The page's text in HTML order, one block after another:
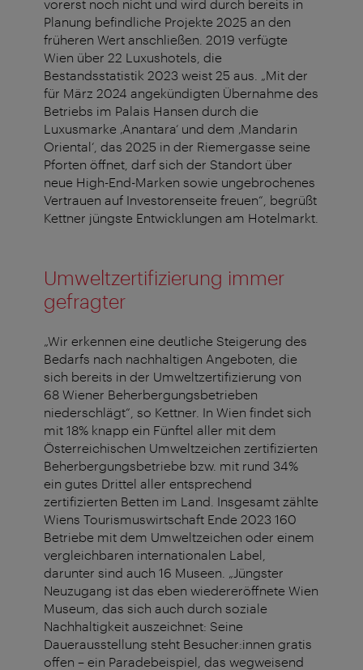
vorerst noch nicht und wird durch bereits in
Planung befindliche Projekte 2025 an den
früheren Wert anschließen. 2019 verfügte
Wien über 22 Luxushotels, die
Bestandsstatistik 2023 weist 25 aus. „Mit der
für März 2024 angekündigten Übernahme des
Betriebs im Palais Hansen durch die
Luxusmarke ‚Anantara‘ und dem ‚Mandarin
Oriental‘, das 2025 in der Riemergasse seine
Pforten öffnet, darf sich der Standort über
neue High-End-Marken sowie ungebrochenes
Vertrauen auf Investorenseite freuen“, begrüßt
Kettner jüngste Entwicklungen am Hotelmarkt.
Umweltzertifizierung immer
gefragter
„Wir erkennen eine deutliche Steigerung des
Bedarfs nach nachhaltigen Angeboten, die
sich bereits in der Umweltzertifizierung von
68 Wiener Beherbergungsbetrieben
niederschlägt“, so Kettner. In Wien findet sich
mit 18% knapp ein Fünftel aller mit dem
Österreichischen Umweltzeichen zertifizierten
Beherbergungsbetriebe bzw. mit rund 34%
ein gutes Drittel aller entsprechend
zertifizierten Betten im Land. Insgesamt zählte
Wiens Tourismuswirtschaft Ende 2023 160
Betriebe mit dem Umweltzeichen oder einem
vergleichbaren internationalen Label,
darunter sind auch 16 Museen. „Jüngster
Neuzugang ist das eben wiedereröffnete Wien
Museum, das sich auch durch soziale
Nachhaltigkeit auszeichnet: Seine
Dauerausstellung steht Besucher:innen gratis
offen – ein Paradebeispiel, das wegweisend